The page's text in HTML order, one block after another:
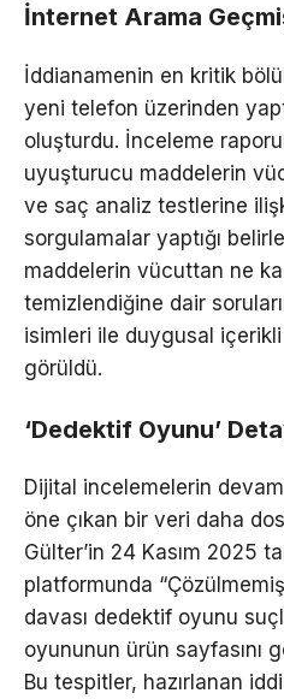
İnternet Arama
İddianamenin en kritik
yeni telefon üzerinden
oluşturdu. İnceleme
uyuşturucu maddelerin
ve saç analiz testlerine
sorgulamalar yaptığı
maddelerin vücuttan ne
temizlendiğine dair
isimleri ile duygusal içerikli
görüldü.
‘Dedektif Oyunu’
Dijital incelemelerin
öne çıkan bir veri daha
Gülter’in 24 Kasım 2025
platformunda
davası dedektif oyunu
oyununun ürün sayfasını
Bu tespitler, hazırlanan